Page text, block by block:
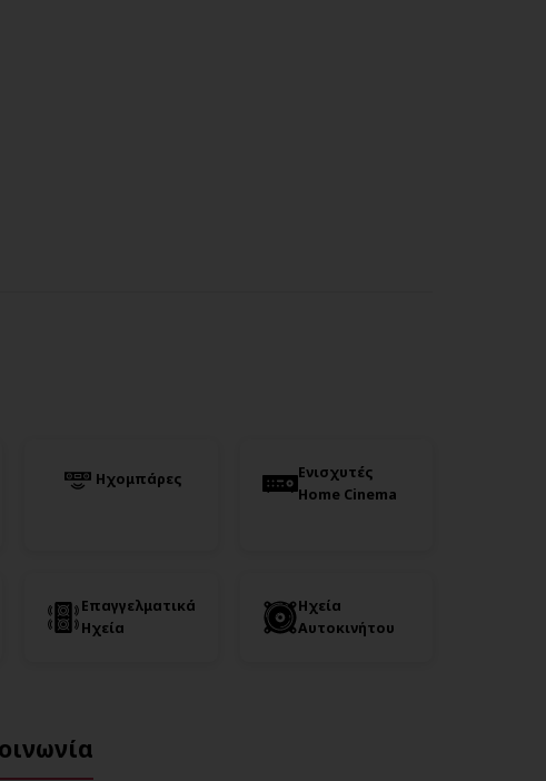
Ηχομπάρες
Ενισχυτές
Home Cinema
Επαγγελματικά
Ηχεία
Ηχεία
Αυτοκινήτου